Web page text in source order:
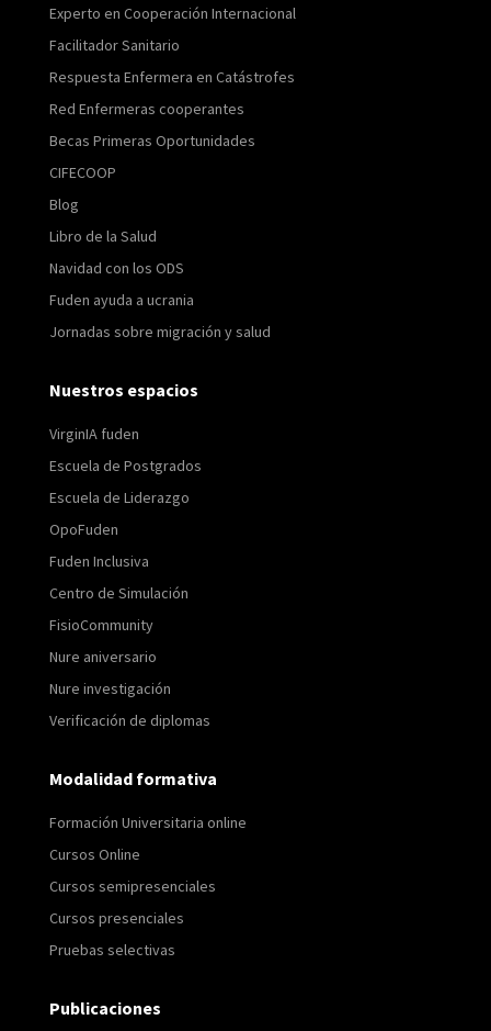
Experto en Cooperación Internacional
Facilitador Sanitario
Respuesta Enfermera en Catástrofes
Red Enfermeras cooperantes
Becas Primeras Oportunidades
CIFECOOP
Blog
Libro de la Salud
Navidad con los ODS
Fuden ayuda a ucrania
Jornadas sobre migración y salud
Nuestros espacios
VirginIA fuden
Escuela de Postgrados
Escuela de Liderazgo
OpoFuden
Fuden Inclusiva
Centro de Simulación
FisioCommunity
Nure aniversario
Nure investigación
Verificación de diplomas
Modalidad formativa
Formación Universitaria online
Cursos Online
Cursos semipresenciales
Cursos presenciales
Pruebas selectivas
Publicaciones